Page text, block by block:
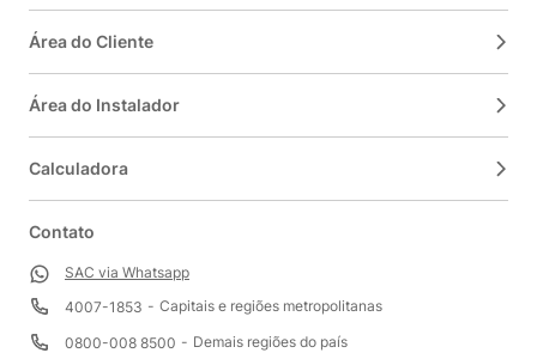
Área do Cliente
Área do Instalador
Calculadora
Contato
SAC via Whatsapp
4007-1853
Capitais e regiões metropolitanas
0800-008 8500
Demais regiões do país